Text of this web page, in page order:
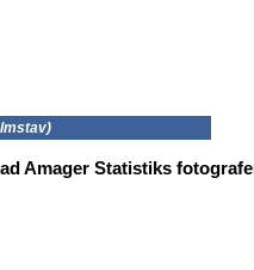
Amager Statistiks